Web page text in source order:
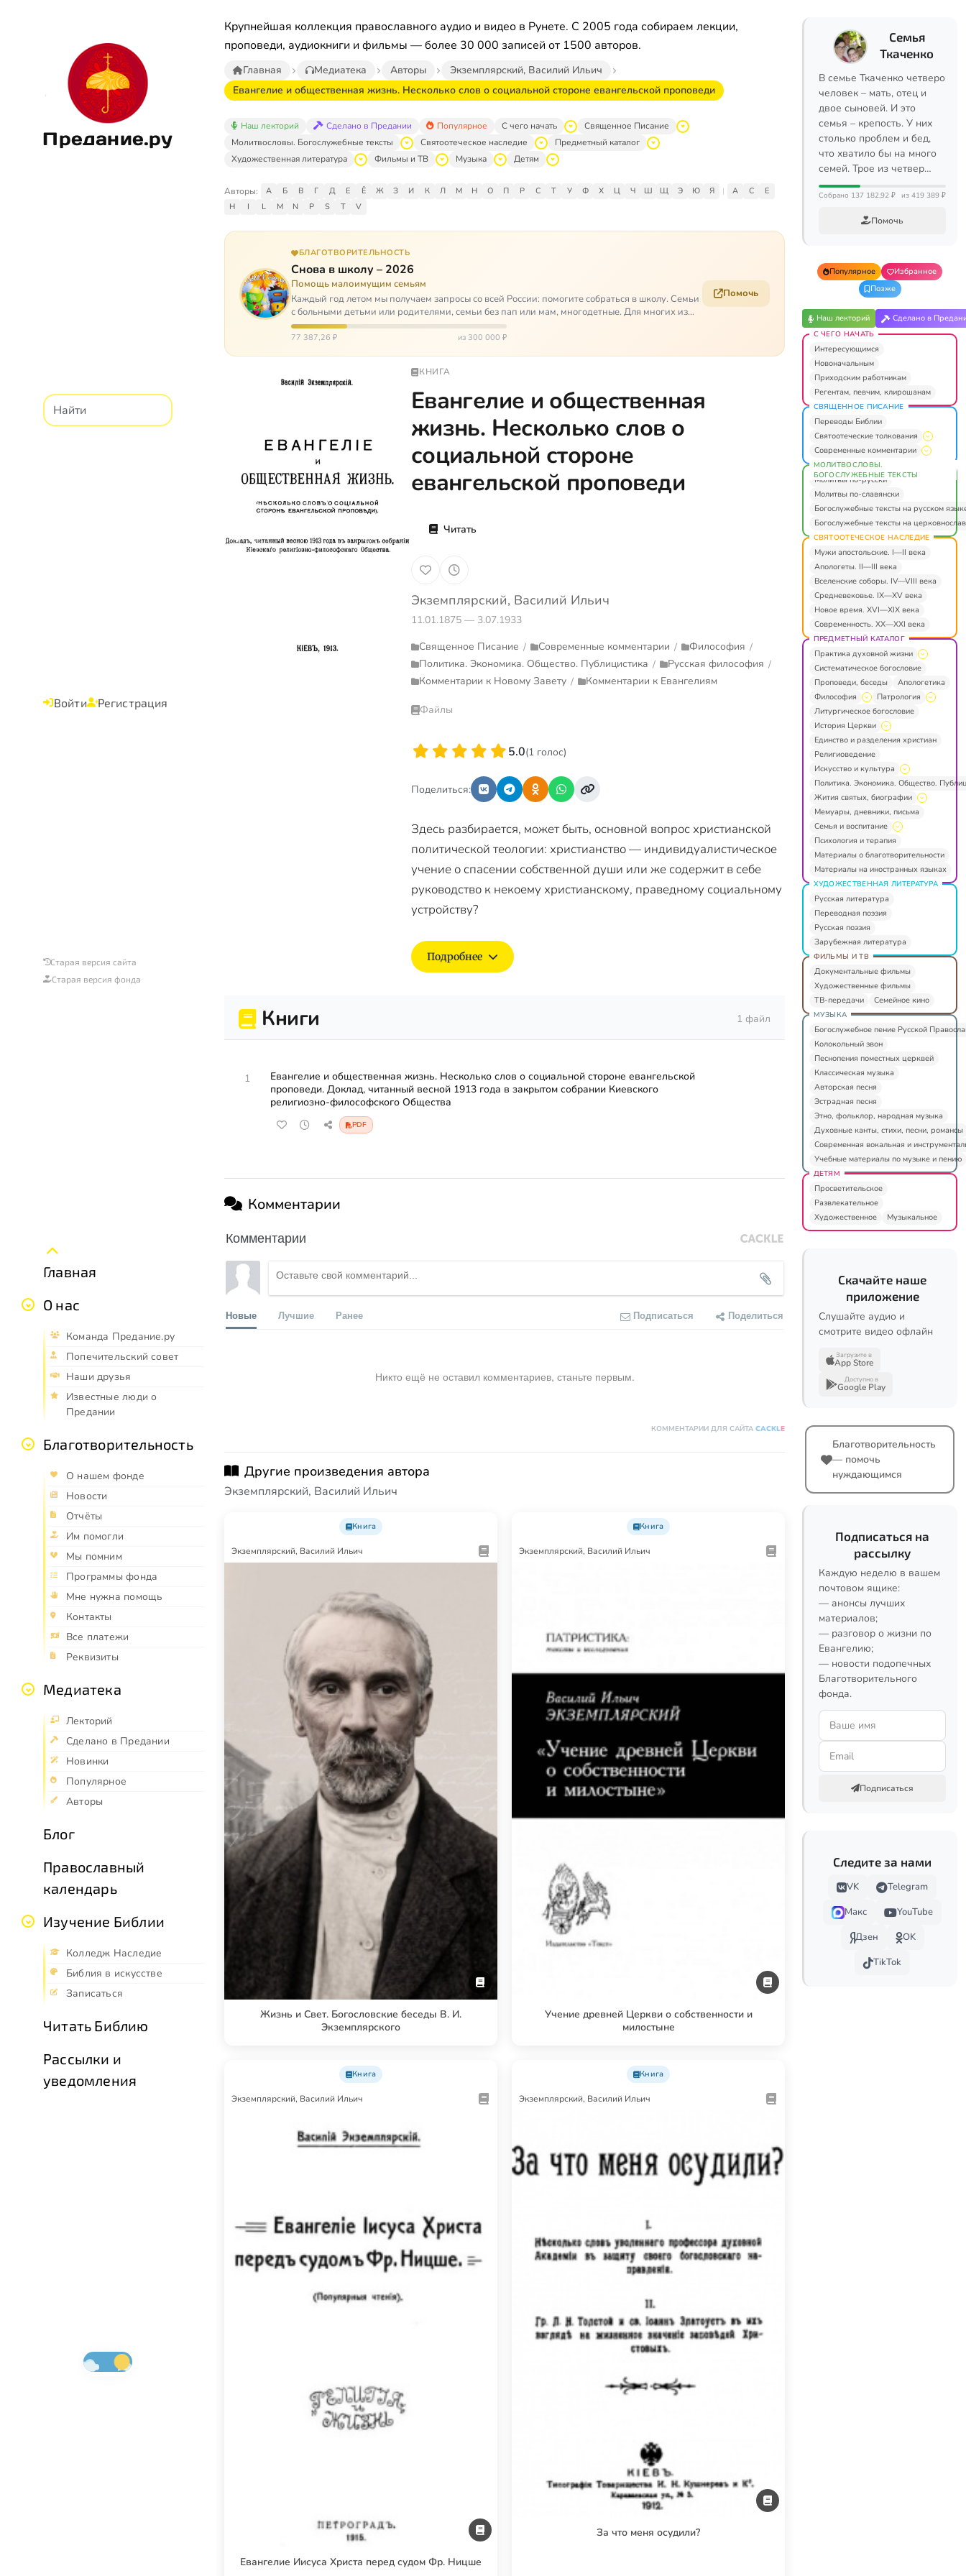
Предание.ру
Войти Регистрация
Старая версия сайта
Старая версия фонда
Главная
О нас
Команда Предание.ру
Попечительский совет
Наши друзья
Известные люди о
Предании
Благотворительность
О нашем фонде
Новости
Отчёты
Им помогли
Мы помним
Программы фонда
Мне нужна помощь
Контакты
Все платежи
Реквизиты
Медиатека
Лекторий
Сделано в Предании
Новинки
Популярное
Авторы
Блог
Православный
календарь
Изучение Библии
Колледж Наследие
Библия в искусстве
Записаться
Читать Библию
Рассылки и
уведомления
Крупнейшая коллекция православного аудио и видео в Рунете. С 2005 года собираем лекции,
проповеди, аудиокниги и фильмы — более 30 000 записей от 1500 авторов.
Главная Медиатека Авторы
Экземплярский, Василий Ильич
Евангелие и общественная жизнь. Несколько слов о социальной стороне евангельской проповеди
Наш лекторий Сделано в Предании Популярное С чего начать
Священное Писание
Молитвословы. Богослужебные тексты
Святоотеческое наследие
Предметный каталог
Художественная литература
Фильмы и ТВ Музыка Детям
Авторы: А Б В Г Д Е Ё Ж З И К Л М Н О П Р С Т У Ф Х Ц Ч Ш Щ Э Ю Я | A C
E
H
I L M N P S T V
БЛАГОТВОРИТЕЛЬНОСТЬ
Снова в школу – 2026
Помощь малоимущим семьям
Каждый год летом мы получаем запросы со всей России: помогите собраться в школу. Семьи
с больными детьми или родителями, семьи без пап или мам, многодетные. Для многих из
них покуп…
77 387,26 ₽ из 300 000 ₽
Помочь
КНИГА
Евангелие и общественная
жизнь. Несколько слов о
социальной стороне
евангельской проповеди
Читать
Экземплярский, Василий Ильич
11.01.1875 — 3.07.1933
Священное Писание / Современные комментарии / Философия /
Политика. Экономика. Общество. Публицистика / Русская философия /
Комментарии к Новому Завету / Комментарии к Евангелиям
Файлы
5.0(1 голос)
Поделиться:
Здесь разбирается, может быть, основной вопрос христианской
политической теологии: христианство — индивидуалистическое
учение о спасении собственной души или же содержит в себе
руководство к некоему христианскому, праведному социальному
устройству?
Подробнее
Книги 1 файл
1
Евангелие и общественная жизнь. Несколько слов о социальной стороне евангельской
проповеди. Доклад, читанный весной 1913 года в закрытом собрании Киевского
религиозно-философского Общества
PDF
Комментарии
Комментарии
Новые Лучшие Ранее Подписаться Поделиться
Никто ещё не оставил комментариев, станьте первым.
КОММЕНТАРИИ ДЛЯ САЙТА CACKLE
Другие произведения автора
Экземплярский, Василий Ильич
Книга
Экземплярский, Василий Ильич
Жизнь и Свет. Богословские беседы В. И.
Экземплярского
Книга
Экземплярский, Василий Ильич
Учение древней Церкви о собственности и
милостыне
Книга
Экземплярский, Василий Ильич
Евангелие Иисуса Христа перед судом Фр. Ницше
Книга
Экземплярский, Василий Ильич
За что меня осудили?
Семья
Ткаченко
В семье Ткаченко четверо
человек – мать, отец и
двое сыновей. И это
семья – крепость. У них
столько проблем и бед,
что хватило бы на много
семей. Трое из четвер…
Собрано 137 182,92 ₽ из 419 389 ₽
Помочь
Популярное
Избранное
Позже
Наш лекторий Сделано в
С ЧЕГО НАЧАТЬ
Интересующимся
Новоначальным
Приходским работникам
Регентам, певчим, клирошанам
СВЯЩЕННОЕ ПИСАНИЕ
Переводы Библии
Святоотеческие толкования
Современные комментарии
МОЛИТВОСЛОВЫ.
БОГОСЛУЖЕБНЫЕ ТЕКСТЫ
Молитвы по-русски
Молитвы по-славянски
Богослужебные тексты на русском
Богослужебные тексты на
СВЯТООТЕЧЕСКОЕ НАСЛЕДИЕ
Мужи апостольские. I—II века
Апологеты. II—III века
Вселенские соборы. IV—VIII века
Средневековье. IX—XV века
Новое время. XVI—XIX века
Современность. XX—XXI века
ПРЕДМЕТНЫЙ КАТАЛОГ
Практика духовной жизни
Систематическое богословие
Проповеди, беседы
Апологетика
Философия
Патрология
Литургическое богословие
История Церкви
Единство и разделения христиан
Религиоведение
Искусство и культура
Политика. Экономика. Общество.
Жития святых, биографии
Мемуары, дневники, письма
Семья и воспитание
Психология и терапия
Материалы о благотворительности
Материалы на иностранных языках
ХУДОЖЕСТВЕННАЯ ЛИТЕРАТУРА
Русская литература
Переводная поэзия
Русская поэзия
Зарубежная литература
ФИЛЬМЫ И ТВ
Документальные фильмы
Художественные фильмы
ТВ-передачи
Семейное кино
МУЗЫКА
Богослужебное пение Русской
Колокольный звон
Песнопения поместных церквей
Классическая музыка
Авторская песня
Эстрадная песня
Этно, фольклор, народная музыка
Духовные канты, стихи, песни, романсы
Современная вокальная и
Учебные материалы по музыке и пению
ДЕТЯМ
Просветительское
Развлекательное
Художественное
Музыкальное
Скачайте наше
приложение
Слушайте аудио и
смотрите видео офлайн
Загрузите в
App Store
Доступно в
Google Play
Благотворительность
— помочь
нуждающимся
Подписаться на
рассылку
Каждую неделю в вашем
почтовом ящике:
— анонсы лучших
материалов;
— разговор о жизни по
Евангелию;
— новости подопечных
Благотворительного
фонда.
Подписаться
Следите за нами
VK
Telegram
Макс
YouTube
Дзен
OK
TikTok